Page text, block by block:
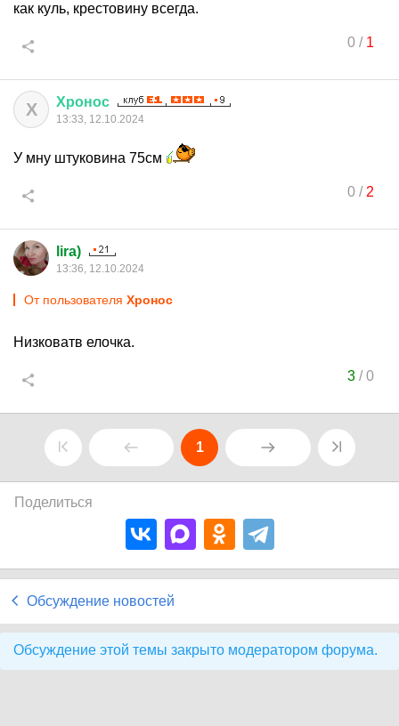
как куль, крестовину всегда.
0/ 1
Х Хронос
13:33, 12.10.2024
У мну штуковина 75см
0/ 2
lira)
13:36, 12.10.2024
От пользователя Хронос
Низковатв елочка.
3/0
1
Поделиться
Обсуждение новостей
Обсуждение этой темы закрыто модератором форума.